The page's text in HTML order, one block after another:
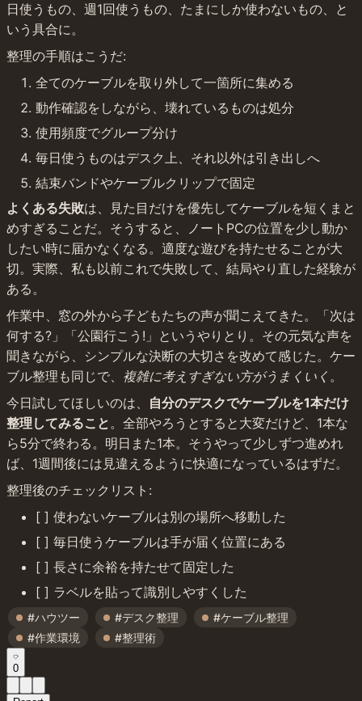
日使うもの、週1回使うもの、たまにしか使わないもの、と
いう具合に。
整理の手順はこうだ:
全てのケーブルを取り外して一箇所に集める
動作確認をしながら、壊れているものは処分
使用頻度でグループ分け
毎日使うものはデスク上、それ以外は引き出しへ
結束バンドやケーブルクリップで固定
よくある失敗は、見た目だけを優先してケーブルを短くまと
めすぎることだ。そうすると、ノートPCの位置を少し動か
したい時に届かなくなる。適度な遊びを持たせることが大
切。実際、私も以前これで失敗して、結局やり直した経験が
ある。
作業中、窓の外から子どもたちの声が聞こえてきた。「次は
何する?」「公園行こう!」というやりとり。その元気な声を
聞きながら、シンプルな決断の大切さを改めて感じた。ケー
ブル整理も同じで、 複雑に考えすぎない方がうまくいく 。
今日試してほしいのは、 自分のデスクでケーブルを1本だけ
整理してみること。全部やろうとすると大変だけど、1本な
ら5分で終わる。明日また1本。そうやって少しずつ進めれ
ば、1週間後には見違えるように快適になっているはずだ。
整理後のチェックリスト:
[ ] 使わないケーブルは別の場所へ移動した
[ ] 毎日使うケーブルは手が届く位置にある
[ ] 長さに余裕を持たせて固定した
[ ] ラベルを貼って識別しやすくした
#ハウツー #デスク整理
#ケーブル整理
#作業環境
#整理術
0